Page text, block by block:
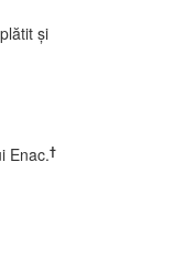
şi
Enac.†